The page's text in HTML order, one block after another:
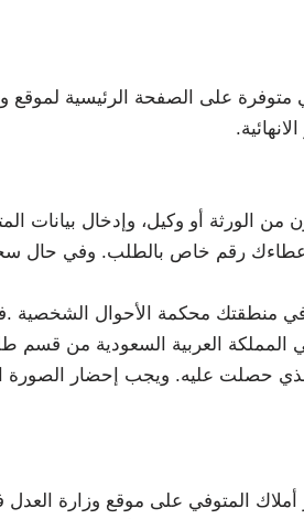
على الصفحة الرئيسية لموقع
أو وكيل، وإدخال بيانات
إعطاءك رقم خاص بالطلب. وفي حال
منطقتك محكمة الأحوال الشخصية
العربية السعودية من قسم
حصلت عليه. ويجب إحضار الصورة
المتوفي على موقع وزارة العدل